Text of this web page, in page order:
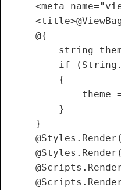
<meta
    @{
string
if
        {
theme
        }
    }